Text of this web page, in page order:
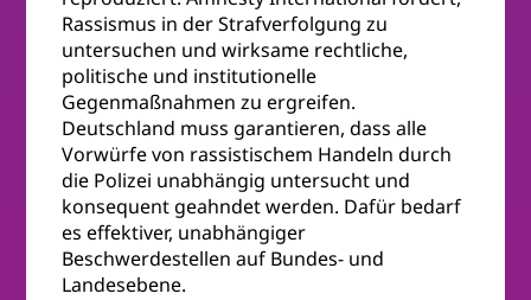
Rassismus in der Strafverfolgung zu
untersuchen und wirksame rechtliche,
politische und institutionelle
Gegenmaßnahmen zu ergreifen.
Deutschland muss garantieren, dass alle
Vorwürfe von rassistischem Handeln durch
die Polizei unabhängig untersucht und
konsequent geahndet werden. Dafür bedarf
es effektiver, unabhängiger
Beschwerdestellen auf Bundes- und
Landesebene.